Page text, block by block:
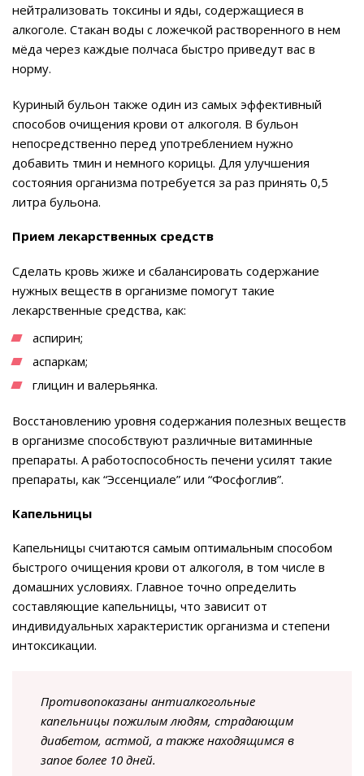
нейтрализовать токсины и яды, содержащиеся в
алкоголе. Стакан воды с ложечкой растворенного в нем
мёда через каждые полчаса быстро приведут вас в
норму.
Куриный бульон также один из самых эффективный
способов очищения крови от алкоголя. В бульон
непосредственно перед употреблением нужно
добавить тмин и немного корицы. Для улучшения
состояния организма потребуется за раз принять 0,5
литра бульона.
Прием лекарственных средств
Сделать кровь жиже и сбалансировать содержание
нужных веществ в организме помогут такие
лекарственные средства, как:
аспирин;
аспаркам;
глицин и валерьянка.
Восстановлению уровня содержания полезных веществ
в организме способствуют различные витаминные
препараты. А работоспособность печени усилят такие
препараты, как “Эссенциале” или “Фосфоглив”.
Капельницы
Капельницы считаются самым оптимальным способом
быстрого очищения крови от алкоголя, в том числе в
домашних условиях. Главное точно определить
составляющие капельницы, что зависит от
индивидуальных характеристик организма и степени
интоксикации.
Противопоказаны антиалкогольные
капельницы пожилым людям, страдающим
диабетом, астмой, а также находящимся в
запое более 10 дней.